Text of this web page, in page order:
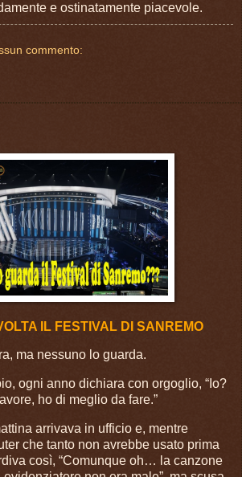
e ostinatamente piacevole.
commento:
IL FESTIVAL DI SANREMO
ma nessuno lo guarda.
ogni anno dichiara con orgoglio, “Io?
ho di meglio da fare.”
arrivava in ufficio e, mentre
che tanto non avrebbe usato prima
così, “Comunque oh… la canzone